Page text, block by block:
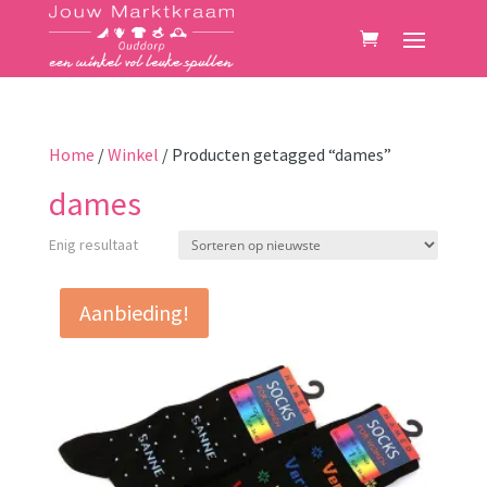
Home /Winkel / Producten getagged “dames”
dames
Enig resultaat
Aanbieding!